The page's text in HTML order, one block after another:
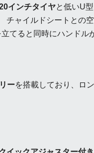
インチタイヤと低いU
チャイルドシートとの
てると同時にハンドル
ーを搭載しており、ロ